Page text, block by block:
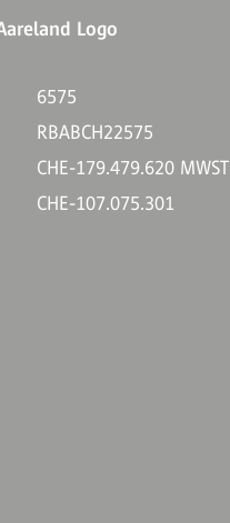
6575
RBABCH22575
CHE-179.479.620 MWST
CHE-107.075.301